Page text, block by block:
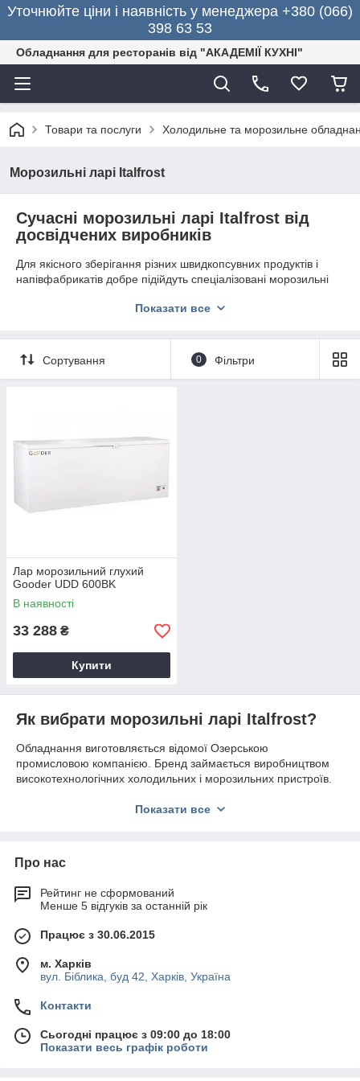
Уточнюйте ціни і наявність у менеджера +380 (066)
398 63 53
Обладнання для ресторанів від "АКАДЕМІЇ КУХНІ"
Товари та послуги Холодильне та морозильне
Морозильні ларі Italfrost
Сучасні морозильні ларі Italfrost від
досвідчених виробників
Для якісного зберігання різних швидкопсувних продуктів і
напівфабрикатів добре підійдуть спеціалізовані морозильні
власників ресторанів, кафе, супермаркетів, торгових
Устаткування виконано з природною циркуляцією холодного
повітря.
Компанія «Академія кухні» надає можливість купити
до -25 градусів Цельсія.
Показати все
Сортування 0 Фільтри
Лар морозильний глухий
Gooder UDD 600BK
В наявності
33 288 ₴
Купити
Як вибрати морозильні ларі Italfrost?
Обладнання виготовляється відомої Озерською
промисловою компанією. Бренд займається виробництвом
високотехнологічних холодильних і морозильних пристроїв.
дотримуючись європейських стандартів якості.
кошиками. Пристрої отримали схему холодильного контуру з
надійними петлями, випробуваними в складних умовах.
Загальний обсяг пропонованих агрегатів дорівнює від 235 до
Купуючи морозильну скриню Italfrost, необхідно враховувати
такі аспекти:
клас енергоспоживання;
обсяг;
товщина стінки;
Показати все
Про нас
Рейтинг не сформований
Менше 5 відгуків за останній рік
Працює з 30.06.2015
м. Харків
вул. Біблика, буд 42, Харків, Україна
Контакти
Сьогодні працює з 09:00 до 18:00
Показати весь графік роботи